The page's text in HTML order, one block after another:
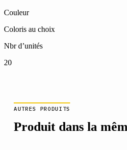
Couleur
Coloris au choix
Nbr d’unités
20
AUTRES PRODUITS
Produit dans la